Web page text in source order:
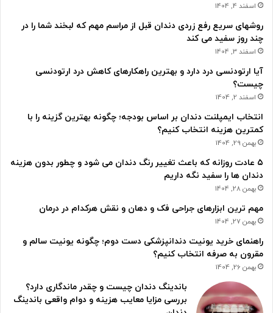
اسفند 4, 1404
روشهای سریع رفع زردی دندان قبل از مراسم مهم که لبخند شما را در
چند روز سفید می کند
اسفند 3, 1404
آیا ارتودنسی درد دارد و بهترین راهکارهای کاهش درد ارتودنسی
چیست؟
اسفند 2, 1404
انتخاب ایمپلنت دندان بر اساس بودجه؛ چگونه بهترین گزینه را با
کمترین هزینه انتخاب کنیم؟
بهمن 29, 1404
۵ عادت روزانه که باعث تغییر رنگ دندان می شود و چطور بدون هزینه
دندان ها را سفید نگه داریم
بهمن 28, 1404
مهم ترین ابزارهای جراحی فک و دهان و نقش هرکدام در درمان
بهمن 27, 1404
راهنمای خرید یونیت دندانپزشکی دست دوم؛ چگونه یونیت سالم و
مقرون به صرفه انتخاب کنیم؟
بهمن 26, 1404
باندینگ دندان چیست و چقدر ماندگاری دارد؟
بررسی مزایا معایب هزینه و دوام واقعی باندینگ